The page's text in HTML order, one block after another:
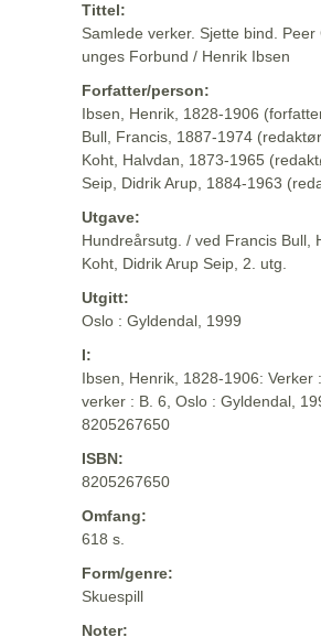
Tittel:
Samlede verker. Sjette bind. Peer
unges Forbund / Henrik Ibsen
Forfatter/person:
Ibsen, Henrik, 1828-1906
Bull, Francis, 1887-1974
Koht, Halvdan, 1873-1965
Seip, Didrik Arup, 1884-1963
Utgave:
Hundreårsutg. / ved Francis Bull,
Koht, Didrik Arup Seip, 2. utg.
Utgitt:
Oslo : Gyldendal, 1999
I:
Ibsen, Henrik, 1828-1906: Verker
verker : B. 6, Oslo : Gyldendal,
8205267650
ISBN:
8205267650
Omfang:
618 s.
Form/genre:
Skuespill
Noter: